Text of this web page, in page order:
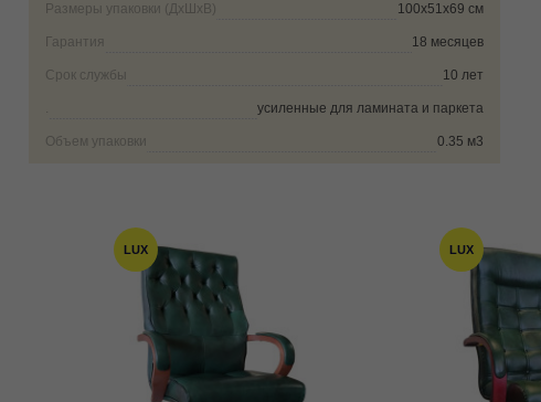
Размеры упаковки (ДxШxВ) 100х51х69 см
Гарантия 18 месяцев
Срок службы 10 лет
. усиленные для ламината и паркета
Объем упаковки 0.35 м3
LUX LUX